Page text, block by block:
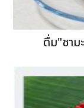
ดื่ม"ชาม